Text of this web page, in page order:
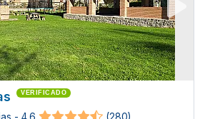
VERIFICADO
- 4.6 (280)